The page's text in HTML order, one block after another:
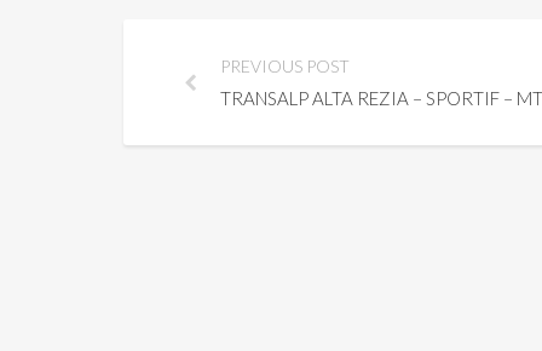
PREVIOUS POST
TRANSALP ALTA REZIA – SPORTIF –